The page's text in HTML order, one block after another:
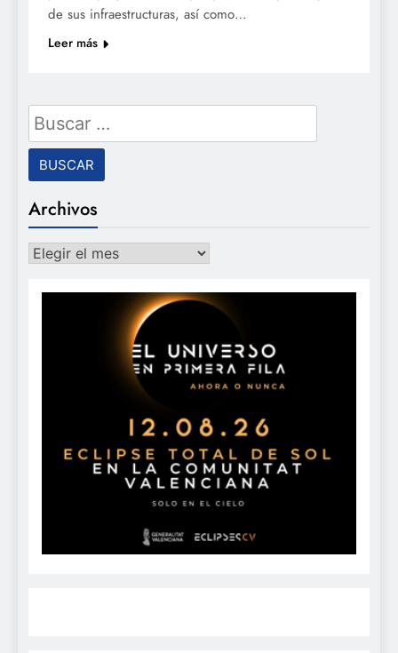
de sus infraestructuras, así como…
Leer más
Buscar:
Archivos
Archivos